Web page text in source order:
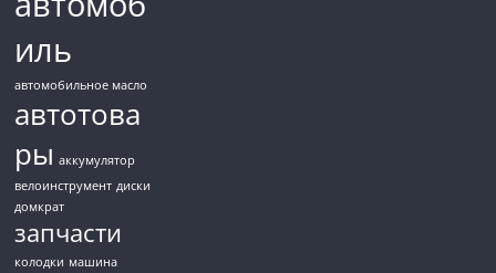
иль
автомобильное масло
автотова
ры аккумулятор
велоинструмент диски
домкрат
запчасти
колодки машина